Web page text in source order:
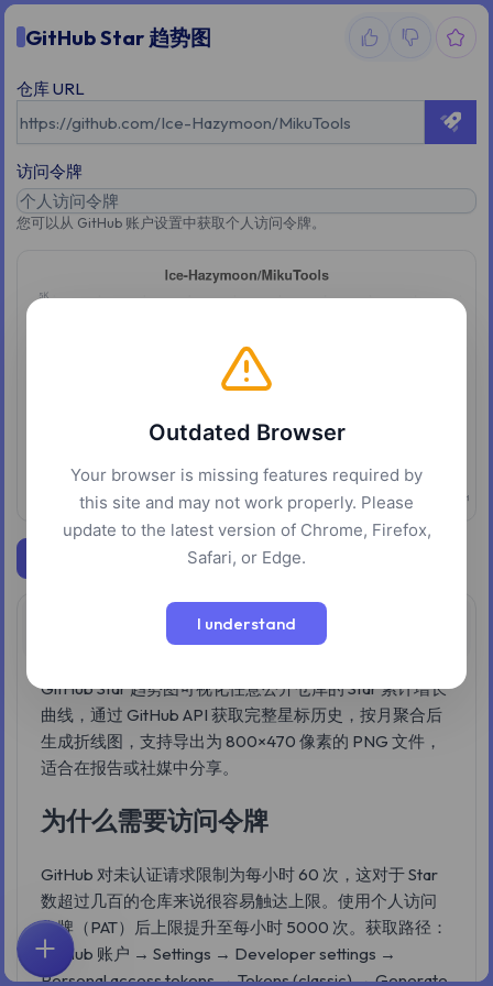
GitHub Star 趋势图
仓库 URL
访问令牌
您可以从 GitHub 账户设置中获取个人访问令牌。
GitHub Star 趋势图可视化任意公开仓库的 Star 累计增长
曲线，通过 GitHub API 获取完整星标历史，按月聚合后
生成折线图，支持导出为 800×470 像素的 PNG 文件，
适合在报告或社媒中分享。
为什么需要访问令牌
GitHub 对未认证请求限制为每小时 60 次，这对于 Star
数超过几百的仓库来说很容易触达上限。使用个人访问
令牌（PAT）后上限提升至每小时 5000 次。获取路径：
GitHub 账户 → Settings → Developer settings →
Personal access tokens → Tokens (classic) → Generate
首页 探索 搜索 收藏 反馈
Outdated Browser
Your browser is missing features required by
this site and may not work properly. Please
update to the latest version of Chrome, Firefox,
Safari, or Edge.
I understand